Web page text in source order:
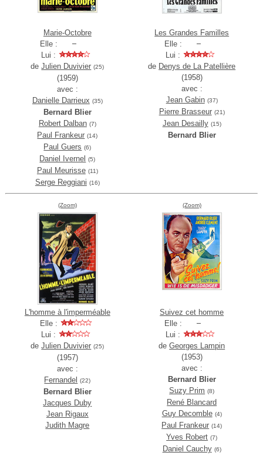
Marie-Octobre
Elle :
Lui :
deJulien Duvivier (25)
(1959)
avec :
Danielle Darrieux (35)
Bernard Blier
Robert Dalban (7)
Paul Frankeur (14)
Paul Guers (6)
Daniel Ivernel (5)
Paul Meurisse (11)
Serge Reggiani (16)
Les Grandes Familles
Elle :
Lui :
de Denys de La Patellière
(1958)
avec :
Jean Gabin (37)
Pierre Brasseur (21)
Jean Desailly (15)
Bernard Blier
(Zoom)
L'homme à l'imperméable
Elle :
Lui :
deJulien Duvivier (25)
(1957)
avec :
Fernandel
(22)
Bernard Blier
Jacques Duby
Jean Rigaux
Judith Magre
(Zoom)
Suivez cet homme
Elle :
Lui :
deGeorges Lampin
(1953)
avec :
Bernard Blier
Suzy Prim (8)
René Blancard
Guy Decomble (4)
Paul Frankeur (14)
Yves Robert (7)
Daniel Cauchy (6)